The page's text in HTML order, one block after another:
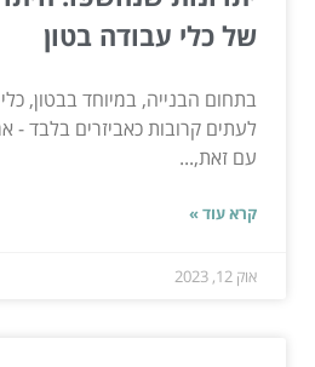
של כלי עבודה בטון
בתחום הבנייה, במיוחד בבטון,
לעתים קרובות כאביזרים בלבד
עם זאת,...
קרא עוד »
אוק 12, 2023